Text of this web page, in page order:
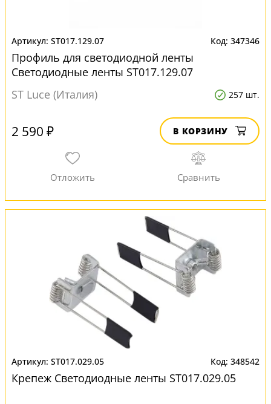
ST017.129.07 347346
Профиль для светодиодной ленты
Светодиодные ленты ST017.129.07
ST Luce (Италия)
257 шт.
2 590 ₽ В КОРЗИНУ
ST017.029.05 348542
Крепеж Светодиодные ленты ST017.029.05